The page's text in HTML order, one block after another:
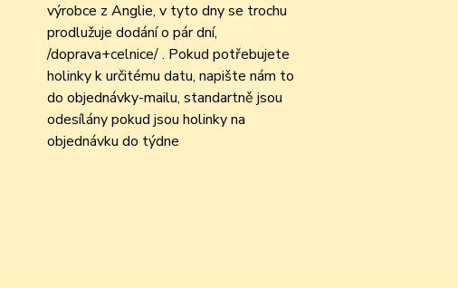
výrobce z Anglie, v tyto dny se trochu
prodlužuje dodání o pár dní,
/doprava+celnice/ . Pokud potřebujete
holinky k určitému datu, napište nám to
do objednávky-mailu, standartně jsou
odesílány pokud jsou holinky na
objednávku do týdne